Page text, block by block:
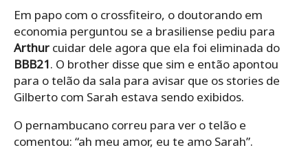
Em papo com o crossfiteiro, o doutorando em
economia perguntou se a brasiliense pediu para
Arthur cuidar dele agora que ela foi eliminada do
BBB21. O brother disse que sim e então apontou
para o telão da sala para avisar que os stories de
Gilberto com Sarah estava sendo exibidos.
O pernambucano correu para ver o telão e
comentou: “ah meu amor, eu te amo Sarah”.